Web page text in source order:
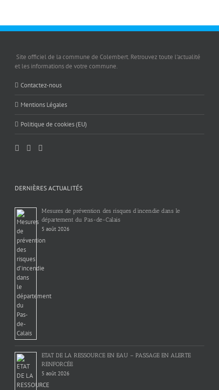
Site officiel de la commune de Colembert. Retrouvez toute l'actualité
et les informations de votre commune.
Contactez-nous
Mentions Légales
Politique de cookies (EU)
DERNIÈRES ACTUALITÉS
Mesures de prévention des risques d’incendie dans le
département du Pas-de-Calais
5 août 2026
ETAT DE LA RESSOURCE EN EAU – PASSAGE EN ALERTE
RENFORCÉE
5 août 2026